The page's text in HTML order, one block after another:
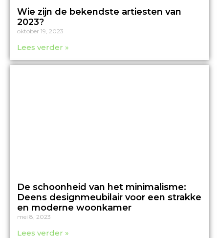
Wie zijn de bekendste artiesten van
2023?
oktober 19, 2023
Lees verder »
De schoonheid van het minimalisme:
Deens designmeubilair voor een strakke
en moderne woonkamer
mei 8, 2023
Lees verder »